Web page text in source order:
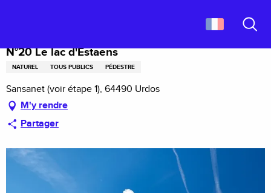
principal
N°20 Le lac d'Estaens
NATUREL TOUS PUBLICS PÉDESTRE
Sansanet (voir étape 1), 64490 Urdos
M'y rendre
Partager